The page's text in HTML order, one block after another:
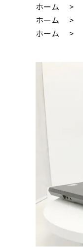
ホーム
>
ホーム
>
ホーム
>